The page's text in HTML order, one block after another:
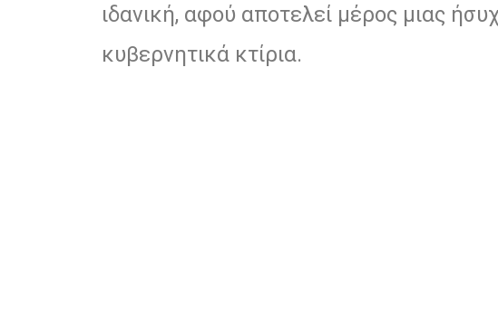
ιδανική, αφού αποτελεί μέρος μιας
κυβερνητικά κτίρια.